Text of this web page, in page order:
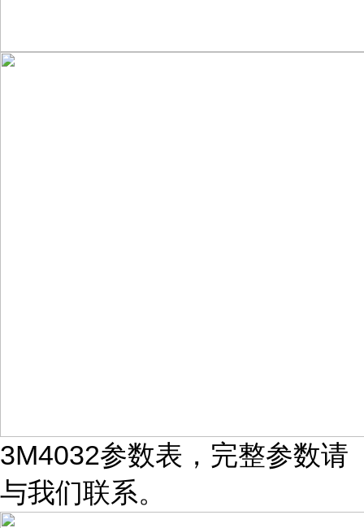
3M4032参数表，完整参数请
与我们联系。